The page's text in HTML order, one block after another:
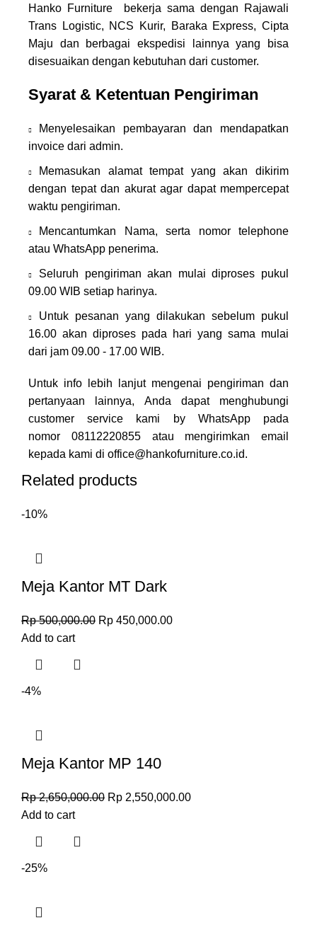
Hanko Furniture bekerja sama dengan Rajawali
Trans Logistic, NCS Kurir, Baraka Express, Cipta
Maju dan berbagai ekspedisi lainnya yang bisa
disesuaikan dengan kebutuhan dari customer.
Syarat & Ketentuan Pengiriman
Menyelesaikan pembayaran dan mendapatkan
invoice dari admin.
Memasukan alamat tempat yang akan dikirim
dengan tepat dan akurat agar dapat mempercepat
waktu pengiriman.
Mencantumkan Nama, serta nomor telephone
atau WhatsApp penerima.
Seluruh pengiriman akan mulai diproses pukul
09.00 WIB setiap harinya.
Untuk pesanan yang dilakukan sebelum pukul
16.00 akan diproses pada hari yang sama mulai
dari jam 09.00 - 17.00 WIB.
Untuk info lebih lanjut mengenai pengiriman dan
pertanyaan lainnya, Anda dapat menghubungi
customer service kami by WhatsApp pada
nomor 08112220855 atau mengirimkan email
kepada kami di office@hankofurniture.co.id.
Related products
-10%
Meja Kantor MT Dark
Rp500,000.00 Rp 450,000.00
Add to cart
-4%
Meja Kantor MP 140
Rp2,650,000.00 Rp 2,550,000.00
Add to cart
-25%